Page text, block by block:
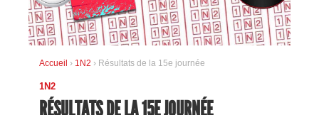
Accueil › 1N2 › Résultats de la 15e journée
1N2
RÉSULTATS DE LA 15E JOURNÉE